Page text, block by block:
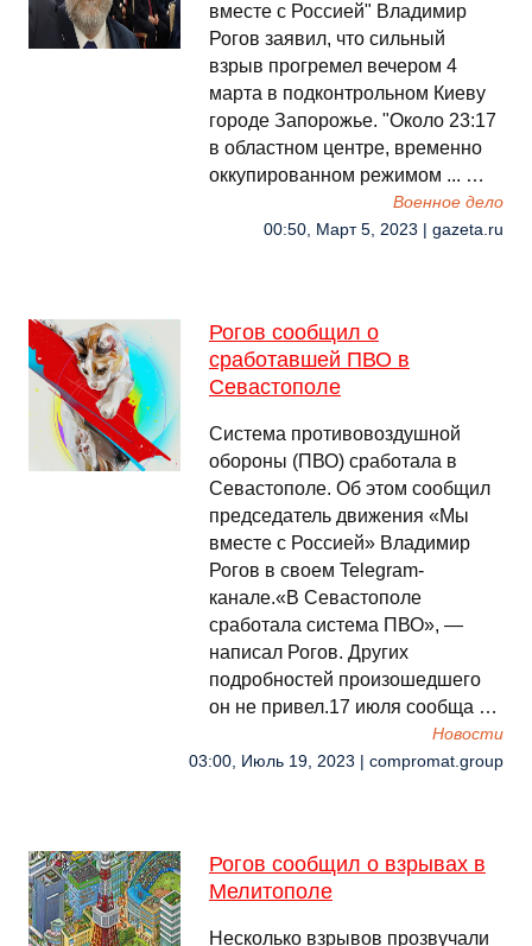
вместе с Россией" Владимир
Рогов заявил, что сильный
взрыв прогремел вечером 4
марта в подконтрольном Киеву
городе Запорожье. "Около 23:17
в областном центре, временно
оккупированном режимом ... …
Военное дело
00:50, Март 5, 2023 | gazeta.ru
Рогов сообщил о
сработавшей ПВО в
Севастополе
Система противовоздушной
обороны (ПВО) сработала в
Севастополе. Об этом сообщил
председатель движения «Мы
вместе с Россией» Владимир
Рогов в своем Telegram-
канале.«В Севастополе
сработала система ПВО», —
написал Рогов. Других
подробностей произошедшего
он не привел.17 июля сообща …
Новости
03:00, Июль 19, 2023 | compromat.group
Рогов сообщил о взрывах в
Мелитополе
Несколько взрывов прозвучали